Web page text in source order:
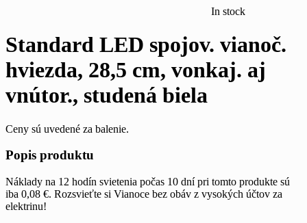
In stock
Standard LED spojov. vianoč.
hviezda, 28,5 cm, vonkaj. aj
vnútor., studená biela
Ceny sú uvedené za balenie.
Popis produktu
Náklady na 12 hodín svietenia počas 10 dní pri tomto produkte sú
iba 0,08 €. Rozsvieťte si Vianoce bez obáv z vysokých účtov za
elektrinu!